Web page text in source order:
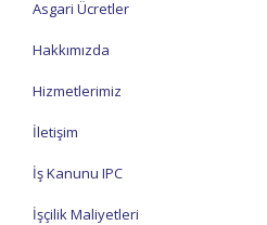
Asgari Ücretler
Hakkımızda
Hizmetlerimiz
İletişim
İş Kanunu IPC
İşçilik Maliyetleri